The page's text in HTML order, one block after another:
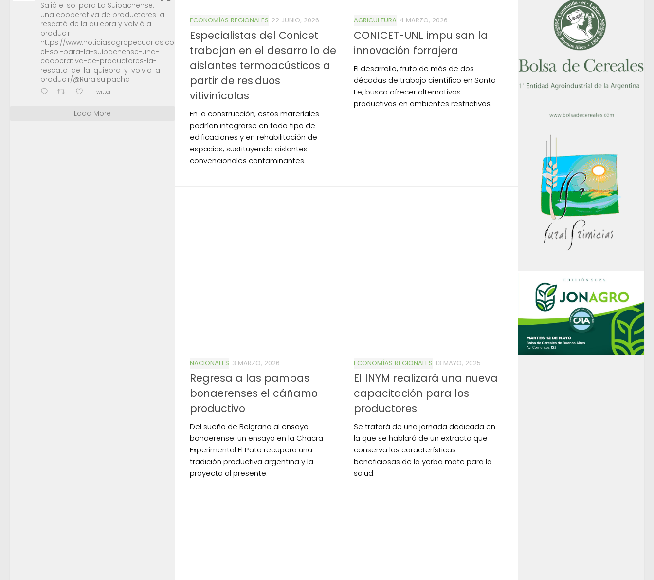
ECONOMÍAS REGIONALES 22 JUNIO, 2026
Especialistas del Conicet
trabajan en el desarrollo de
aislantes termoacústicos a
partir de residuos
vitivinícolas
En la construcción, estos materiales
podrían integrarse en todo tipo de
edificaciones y en rehabilitación de
espacios, sustituyendo aislantes
convencionales contaminantes.
AGRICULTURA 4 MARZO, 2026
CONICET-UNL impulsan la
innovación forrajera
El desarrollo, fruto de más de dos
décadas de trabajo científico en Santa
Fe, busca ofrecer alternativas
productivas en ambientes restrictivos.
NACIONALES 3 MARZO, 2026
Regresa a las pampas
bonaerenses el cáñamo
productivo
Del sueño de Belgrano al ensayo
bonaerense: un ensayo en la Chacra
Experimental El Pato recupera una
tradición productiva argentina y la
proyecta al presente.
ECONOMÍAS REGIONALES 13 MAYO, 2025
El INYM realizará una nueva
capacitación para los
productores
Se tratará de una jornada dedicada en
la que se hablará de un extracto que
conserva las características
beneficiosas de la yerba mate para la
salud.
Salió el sol para La Suipachense:
una cooperativa de productores la
rescató de la quiebra y volvió a
producir
https://www.noticiasagropecuarias.com/2026/08/04/salio-
el-sol-para-la-suipachense-una-
cooperativa-de-productores-la-
rescato-de-la-quiebra-y-volvio-a-
producir/@Ruralsuipacha
Twitter
Load More